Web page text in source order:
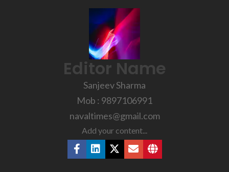
Editor Name
Sanjeev Sharma
Mob : 9897106991
navaltimes@gmail.com
Add your content...